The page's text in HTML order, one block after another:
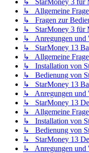
↳ StarMoney 3 für
↳ Allgemeine
↳ Fragen zur
↳ StarMoney 3 für
↳ Anregungen und
↳ StarMoney 13
↳ Allgemeine
↳ Installation von
↳ Bedienung von
↳ StarMoney 13
↳ Anregungen und
↳ StarMoney 13
↳ Allgemeine
↳ Installation von
↳ Bedienung von
↳ StarMoney 13
↳ Anregungen und